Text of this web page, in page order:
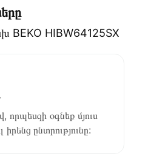
BEKO HIBW64125SX
որպեսզի օգնեք մյուս
ընտրությունը: